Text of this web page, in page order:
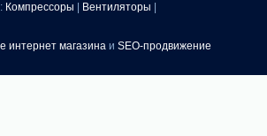
Компрессоры Вентиляторы
интернет магазина и SEO-продвижение